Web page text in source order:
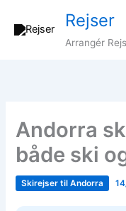
Rejser
Arrangér
Andorra
både ski
Skirejser til Andorra